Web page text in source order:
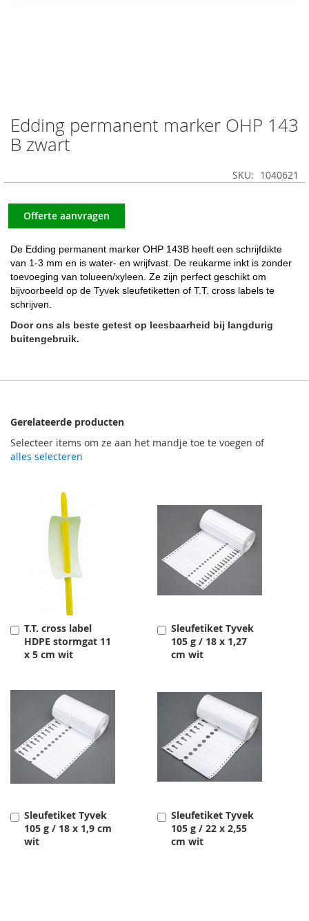
Ga
naar
het
afbeeldingen-
gallerij
Edding permanent marker OHP 143
B zwart
SKU 1040621
Offerte aanvragen
De Edding permanent marker OHP 143B heeft een schrijfdikte
van 1-3 mm en is water- en wrijfvast. De reukarme inkt is zonder
toevoeging van tolueen/xyleen. Ze zijn perfect geschikt om
bijvoorbeeld op de Tyvek sleufetiketten of T.T. cross labels te
schrijven.
Door ons als beste getest op leesbaarheid bij langdurig
buitengebruik.
Gerelateerde producten
Selecteer items om ze aan het mandje toe te voegen of
alles selecteren
T.T. cross label
HDPE stormgat 11
x 5 cm wit
Toevoegen
Sleufetiket Tyvek
105 g / 18 x 1,27
cm wit
Toevoegen
Sleufetiket Tyvek
105 g / 18 x 1,9 cm
wit
Toevoegen
Sleufetiket Tyvek
105 g / 22 x 2,55
cm wit
Toevoegen